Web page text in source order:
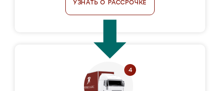
УЗНАТЬ О РАССРОЧКЕ